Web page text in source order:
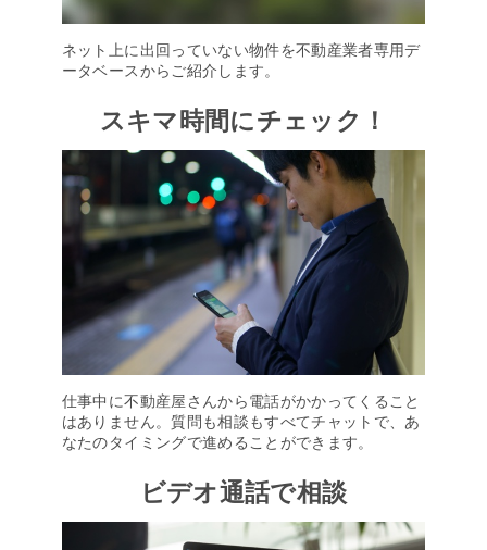
ネット上に出回っていない物件を不動産業者専用デ
ータベースからご紹介します。
スキマ時間にチェック！
仕事中に不動産屋さんから電話がかかってくること
はありません。質問も相談もすべてチャットで、あ
なたのタイミングで進めることができます。
ビデオ通話で相談